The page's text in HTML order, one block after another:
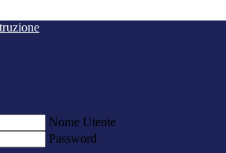
Nome Utente
Password